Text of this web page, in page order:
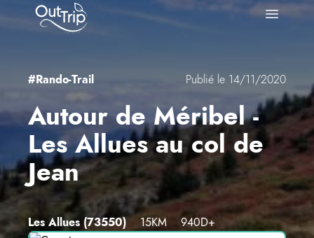
Outtrip
Open
#Rando-Trail Publié le 14/11/2020
Autour de Méribel -
Les Allues au col de
Jean
Les Allues (73550) 15KM
940D+